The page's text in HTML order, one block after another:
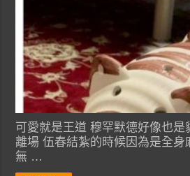
可愛就是王道 穆罕默德好像也是
離場 伍春結紮的時候因為是全身
無 …